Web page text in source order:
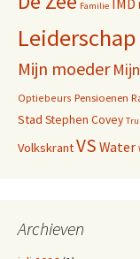
Familie IMD
Leiderschap
Mijn moeder
Optiebeurs Pensioenen
Stad Stephen Covey
VolkskrantVS Water
Archieven